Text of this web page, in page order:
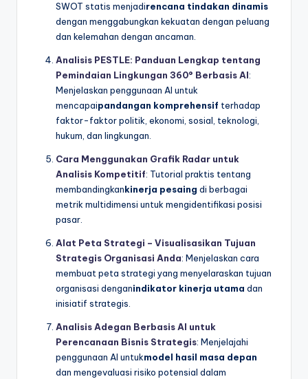
SWOT statis menjadirencana tindakan dinamis
dengan menggabungkan kekuatan dengan peluang
dan kelemahan dengan ancaman.
Analisis PESTLE: Panduan Lengkap tentang
Pemindaian Lingkungan 360° Berbasis AI:
Menjelaskan penggunaan AI untuk
mencapaipandangan komprehensif terhadap
faktor-faktor politik, ekonomi, sosial, teknologi,
hukum, dan lingkungan.
Cara Menggunakan Grafik Radar untuk
Analisis Kompetitif: Tutorial praktis tentang
membandingkankinerja pesaing di berbagai
metrik multidimensi untuk mengidentifikasi posisi
pasar.
Alat Peta Strategi – Visualisasikan Tujuan
Strategis Organisasi Anda: Menjelaskan cara
membuat peta strategi yang menyelaraskan tujuan
organisasi denganindikator kinerja utama dan
inisiatif strategis.
Analisis Adegan Berbasis AI untuk
Perencanaan Bisnis Strategis: Menjelajahi
penggunaan AI untukmodel hasil masa depan
dan mengevaluasi risiko potensial dalam